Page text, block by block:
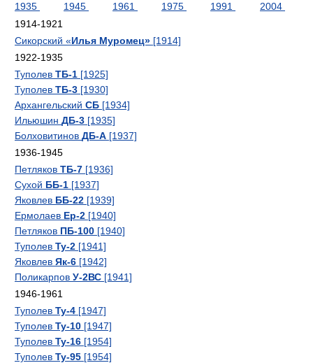
1935
1945
1961
1975
1991
2004
1914-1921
Сикорский «Илья Муромец» [1914]
1922-1935
Туполев ТБ-1 [1925]
Туполев ТБ-3 [1930]
Архангельский СБ [1934]
Ильюшин ДБ-3 [1935]
Болховитинов ДБ-А [1937]
1936-1945
Петляков ТБ-7 [1936]
Сухой ББ-1 [1937]
Яковлев ББ-22 [1939]
Ермолаев Ер-2 [1940]
Петляков ПБ-100 [1940]
Туполев Ту-2 [1941]
Яковлев Як-6 [1942]
Поликарпов У-2ВС [1941]
1946-1961
Туполев Ту-4 [1947]
Туполев Ту-10 [1947]
Туполев Ту-16 [1954]
Туполев Ту-95 [1954]